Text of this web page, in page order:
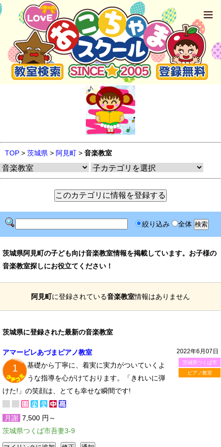
TOP > 茨城県 > 阿見町 > 音楽教室
絞り込み 全体
茨城県阿見町の子ども向け音楽教室情報を掲載しています。お子様の
音楽教室探しにお役立てください！
阿見町に登録されている音楽教室情報はありません
茨城県に登録された最新の音楽教室
2022年6月07日
茨城県つくば市
ピアノ教室
アマービレあづまピアノ教室
1
基礎から丁寧に、着実に実力がついていくよ
うな指導を心がけております。「きれいに弾
けた!」の笑顔は、とても幸せな瞬間です!
月謝 7,500 円～
茨城県つくば市吾妻3-9